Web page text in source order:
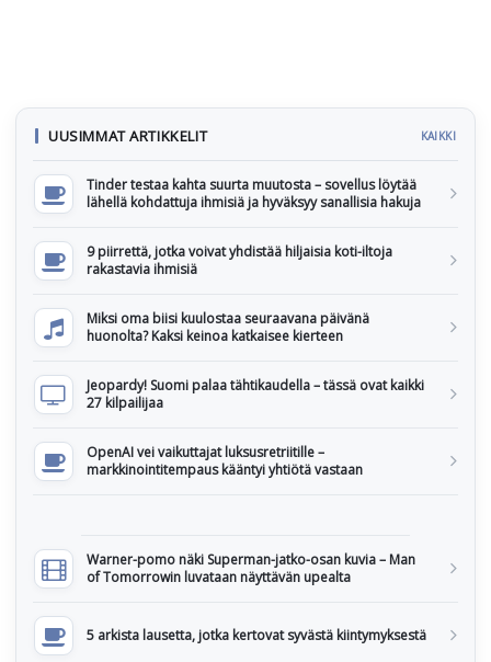
UUSIMMAT ARTIKKELIT KAIKKI
Tinder testaa kahta suurta muutosta – sovellus löytää
lähellä kohdattuja ihmisiä ja hyväksyy sanallisia hakuja
9 piirrettä, jotka voivat yhdistää hiljaisia koti-iltoja
rakastavia ihmisiä
Miksi oma biisi kuulostaa seuraavana päivänä
huonolta? Kaksi keinoa katkaisee kierteen
Jeopardy! Suomi palaa tähtikaudella – tässä ovat kaikki
27 kilpailijaa
OpenAI vei vaikuttajat luksusretriitille –
markkinointitempaus kääntyi yhtiötä vastaan
Warner-pomo näki Superman-jatko-osan kuvia – Man
of Tomorrowin luvataan näyttävän upealta
5 arkista lausetta, jotka kertovat syvästä kiintymyksestä